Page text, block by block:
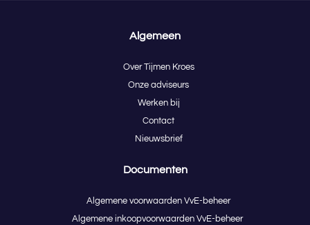
Algemeen
Over Tijmen Kroes
Onze adviseurs
Werken bij
Contact
Nieuwsbrief
Documenten
Algemene voorwaarden VvE-beheer
Algemene inkoopvoorwaarden VvE-beheer